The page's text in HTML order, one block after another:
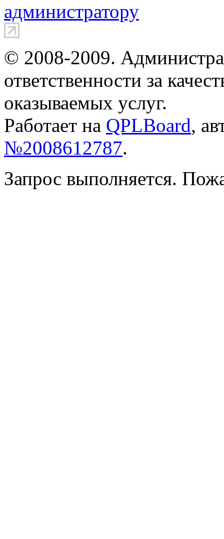
администратору
© 2008-2009.
ответственности за
оказываемых услуг.
Работает на QPLBoard,
№2008612787.
Запрос выполняется.